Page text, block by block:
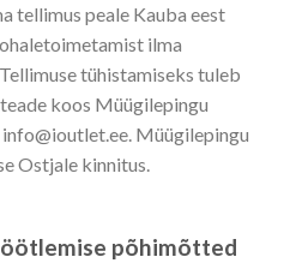
tellimus peale Kauba eest
ilma
tühistamiseks tuleb
koos Müügilepingu
Müügilepingu
Ostjale kinnitus.
põhimõtted